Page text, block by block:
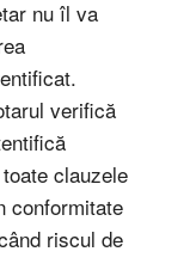
nu îl va
verifică
clauzele
conformitate
riscul de